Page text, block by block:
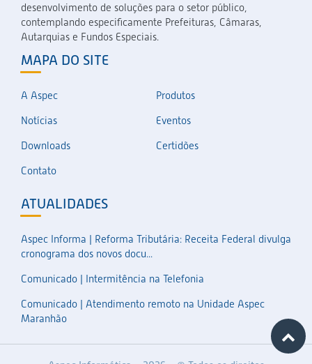
desenvolvimento de soluções para o setor público,
contemplando especificamente Prefeituras, Câmaras,
Autarquias e Fundos Especiais.
MAPA DO SITE
A Aspec
Produtos
Notícias
Eventos
Downloads
Certidões
Contato
ATUALIDADES
Aspec Informa | Reforma Tributária: Receita Federal divulga
cronograma dos novos docu...
Comunicado | Intermitência na Telefonia
Comunicado | Atendimento remoto na Unidade Aspec
Maranhão